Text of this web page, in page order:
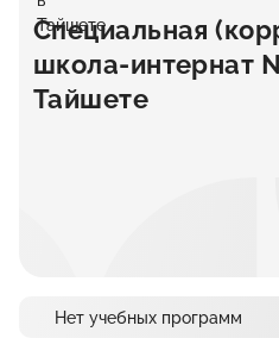
Специальная
школа-интернат
Тайшете
Нет учебных программ